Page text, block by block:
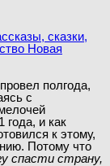
сказки,
Новая
полгода,
с
года, и как
к этому,
Потому что
спасти страну,